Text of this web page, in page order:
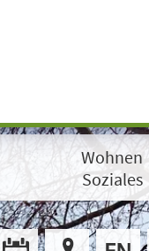
Wohnen
Soziales